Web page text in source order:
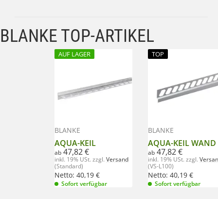
BLANKE TOP-ARTIKEL
AUF LAGER
BLANKE
AQUA-KEIL
ab 47,82 €
inkl. 19% USt. zzgl. Versand
(Standard)
Netto: 40,19 €
Sofort verfügbar
TOP
BLANKE
AQUA-KEIL WAND
ab 47,82 €
inkl. 19% USt. zzgl.
(VS-L100)
Netto: 40,19 €
Sofort verfügbar